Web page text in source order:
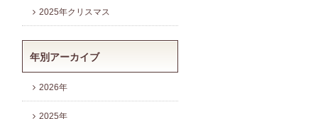
2025年クリスマス
年別アーカイブ
2026年
2025年